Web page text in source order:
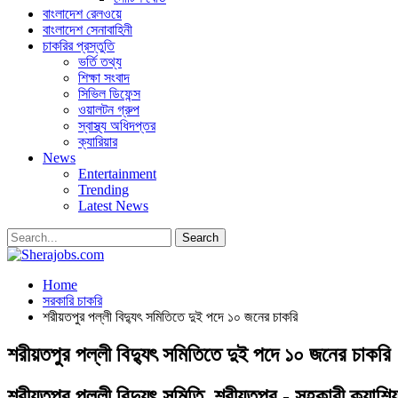
বাংলাদেশ রেলওয়ে
বাংলাদেশ সেনাবাহিনী
চাকরির প্রস্তুতি
ভর্তি তথ্য
শিক্ষা সংবাদ
সিভিল ডিফেন্স
ওয়ালটন গ্রুপ
স্বাস্থ্য অধিদপ্তর
ক্যারিয়ার
News
Entertainment
Trending
Latest News
Home
সরকারি চাকরি
শরীয়তপুর পল্লী বিদ্যুৎ সমিতিতে দুই পদে ১০ জনের চাকরি
শরীয়তপুর পল্লী বিদ্যুৎ সমিতিতে দুই পদে ১০ জনের চাকরি